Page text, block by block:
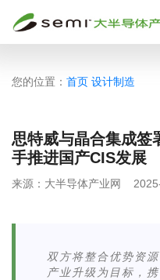
您的位置： 首页 设计制造
思特威与晶合集成签
手推进国产CIS发展
来源： 大半导体产业网
双方将整合优势资
产业升级为目标，